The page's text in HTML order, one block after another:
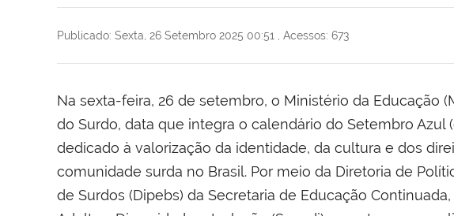
Publicado: Sexta, 26 Setembro 2025 00:51 Acessos: 673
Na sexta-feira, 26 de setembro, o Ministério da Educação
do Surdo, data que integra o calendário do Setembro Azul
dedicado à valorização da identidade, da cultura e dos
comunidade surda no Brasil. Por meio da Diretoria de
de Surdos (Dipebs) da Secretaria de Educação